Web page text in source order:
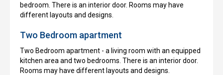
bedroom. There is an interior door. Rooms may have
different layouts and designs.
Two Bedroom apartment
Two Bedroom apartment - a living room with an equipped
kitchen area and two bedrooms. There is an interior door.
Rooms may have different layouts and designs.